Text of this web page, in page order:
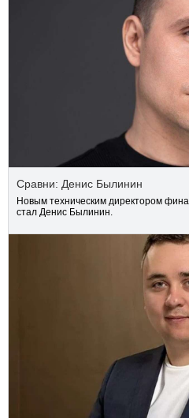
Сравни: Денис Былинин
Новым техническим директором
стал Денис Былинин.